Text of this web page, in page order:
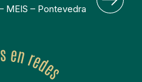
MEIS – Pontevedra